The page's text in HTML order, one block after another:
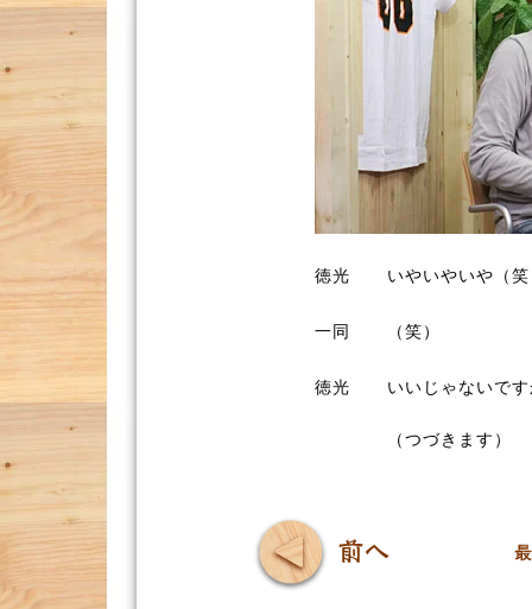
徳光 いやいやいや（
一同 （笑）
徳光 いいじゃないで
（つづきます）